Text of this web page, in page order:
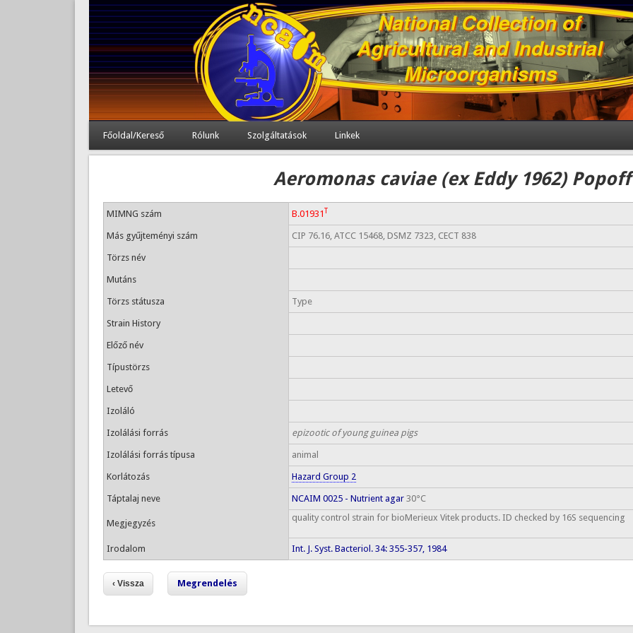
Főoldal/Kereső Rólunk Szolgáltatások Linkek
Aeromonas caviae (ex Eddy 1962) Popoff
MIMNG szám B.01931T
Más gyűjteményi szám CIP 76.16, ATCC 15468, DSMZ 7323, CECT 838
Törzs név
Mutáns
Törzs státusza Type
Strain History
Előző név
Típustörzs
Letevő
Izoláló
Izolálási forrás epizootic of young guinea pigs
Izolálási forrás típusa animal
Korlátozás Hazard Group 2
Táptalaj neve NCAIM 0025 - Nutrient agar30°C
Megjegyzés
quality control strain for bioMerieux Vitek products. ID checked by 16S sequencing
Irodalom Int. J. Syst. Bacteriol. 34: 355-357, 1984
Megrendelés